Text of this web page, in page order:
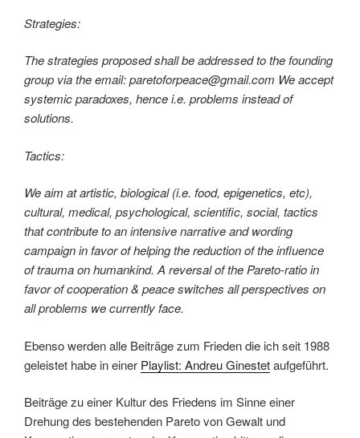
Strategies:
The strategies proposed shall be addressed to the founding
group via the email: paretoforpeace@gmail.com We accept
systemic paradoxes, hence i.e. problems instead of
solutions.
Tactics:
We aim at artistic, biological (i.e. food, epigenetics, etc),
cultural, medical, psychological, scientific, social, tactics
that contribute to an intensive narrative and wording
campaign in favor of helping the reduction of the influence
of trauma on humankind. A reversal of the Pareto-ratio in
favor of cooperation & peace switches all perspectives on
all problems we currently face.
Ebenso werden alle Beiträge zum Frieden die ich seit 1988
geleistet habe in einer Playlist: Andreu Ginestetaufgeführt.
Beiträge zu einer Kultur des Friedens im Sinne einer
Drehung des bestehenden Pareto von Gewalt und